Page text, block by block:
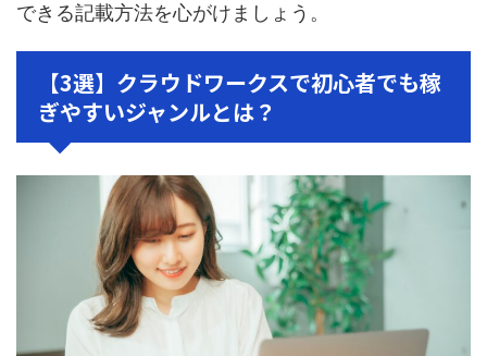
できる記載方法を心がけましょう。
【3選】クラウドワークスで初心者でも稼
ぎやすいジャンルとは？